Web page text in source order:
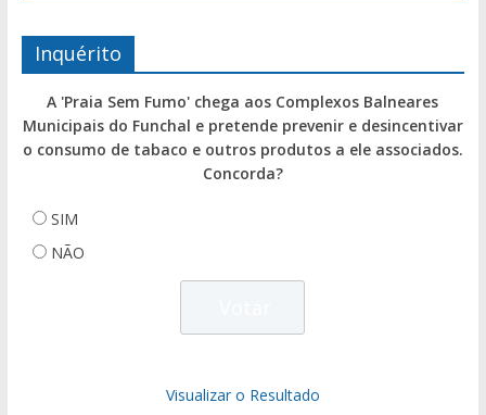
Inquérito
A 'Praia Sem Fumo' chega aos Complexos Balneares
Municipais do Funchal e pretende prevenir e desincentivar
o consumo de tabaco e outros produtos a ele associados.
Concorda?
SIM
NÃO
Visualizar o Resultado